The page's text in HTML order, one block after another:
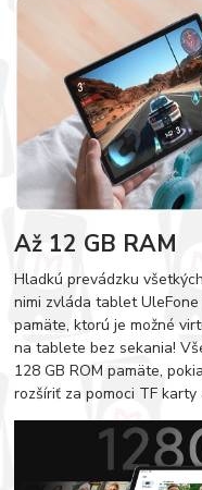
Až 12 GB RAM
Hladkú prevádzku
nimi zvláda tablet
pamäte, ktorú je možné
na tablete bez sekania!
128 GB ROM pamäte,
rozšíriť za pomoci TF karty